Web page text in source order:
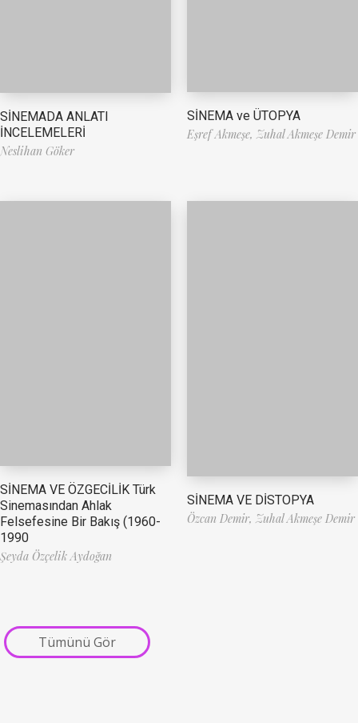
SİNEMADA ANLATI
İNCELEMELERİ
Neslihan Göker
SİNEMA ve ÜTOPYA
Eşref Akmeşe, Zuhal Akmeşe Demir
SİNEMA VE ÖZGECİLİK Türk
Sinemasından Ahlak
Felsefesine Bir Bakış (1960-
1990
Şeyda Özçelik Aydoğan
SİNEMA VE DİSTOPYA
Özcan Demir, Zuhal Akmeşe Demir
Tümünü Gör